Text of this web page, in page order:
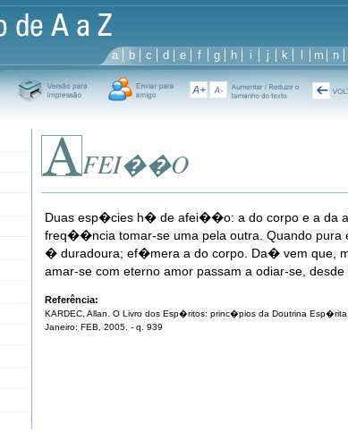
a b c d e f g h i j k m n
FEI��O
Duas esp�cies h� de afei��o: a do corpo e a da
freq��ncia tomar-se uma pela outra. Quando
� duradoura; ef�mera a do corpo. Da� vem que,
amar-se com eterno amor passam a odiar-se,
Referência:
KARDEC, Allan. O Livro dos Esp�ritos: princ�pios da Doutrina
Janeiro: FEB, 2005. - q. 939